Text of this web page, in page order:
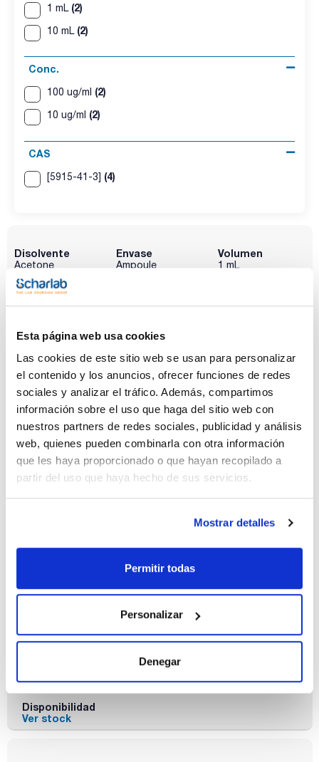
Esta página web usa cookies
Las cookies de este sitio web se usan para personalizar
el contenido y los anuncios, ofrecer funciones de redes
sociales y analizar el tráfico. Además, compartimos
información sobre el uso que haga del sitio web con
nuestros partners de redes sociales, publicidad y análisis
web, quienes pueden combinarla con otra información
que les haya proporcionado o que hayan recopilado a
partir del uso que haya hecho de sus servicios.
Mostrar detalles
Permitir todas
Personalizar
Denegar
1 mL (2)
10 mL (2)
Conc.
100 ug/ml (2)
10 ug/ml (2)
CAS
[5915-41-3] (4)
Disolvente
Acetone
Envase
Ampoule
Volumen
1 mL
Conc.
Referencia
CPAP852780
x1ml
Disponibilidad
Ver stock
Disolvente
Acetonitrile
Envase Volumen
Conc.
100 ug/ml
CAS
[5915-41-3]
Referencia
Envase
Precio
Ver stock
Disolvente Envase Volumen
Conc.
10 ug/ml
CAS
[5915-41-3]
CPAP852770
x10ml
Comprar
Disponibilidad
Ver stock